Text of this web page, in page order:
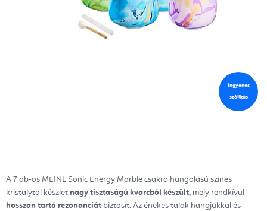
A 7 db-os MEINL Sonic Energy Marble csakra hangolású színes
kristálytál készlet nagy tisztaságú kvarcból készült, mely rendkívül
hosszan tartó rezonanciát biztosít. Az énekes tálak hangjukkal és
Ingyenes
szállítás